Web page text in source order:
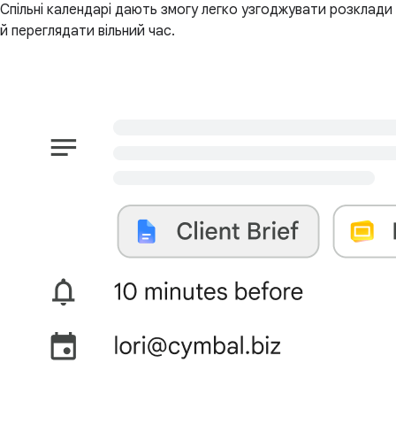
Спільні календарі дають змогу легко узгоджувати розклади
й переглядати вільний час.